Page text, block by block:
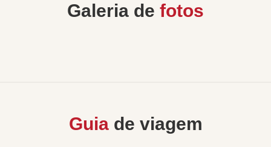
Galeria de fotos
Guiade viagem